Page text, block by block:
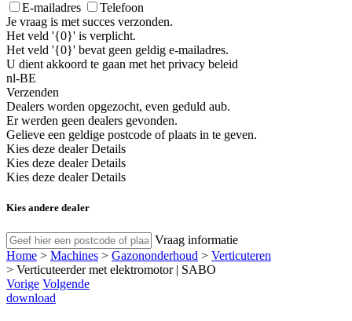
E-mailadres
Telefoon
Je vraag is met succes verzonden.
Het veld '{0}' is verplicht.
Het veld '{0}' bevat geen geldig e-mailadres.
U dient akkoord te gaan met het privacy beleid
nl-BE
Verzenden
Dealers worden opgezocht, even geduld aub.
Er werden geen dealers gevonden.
Gelieve een geldige postcode of plaats in te geven.
Kies deze dealer Details
Kies deze dealer Details
Kies deze dealer Details
Kies andere dealer
Vraag informatie
Home > Machines > Gazononderhoud > Verticuteren
> Verticuteerder met elektromotor | SABO
Vorige Volgende
download